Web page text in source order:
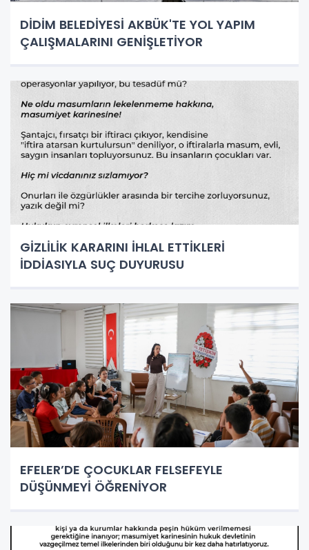
DİDİM BELEDİYESİ AKBÜK'TE YOL YAPIM
ÇALIŞMALARINI GENİŞLETİYOR
GİZLİLİK KARARINI İHLAL ETTİKLERİ
İDDİASIYLA SUÇ DUYURUSU
EFELER’DE ÇOCUKLAR FELSEFEYLE
DÜŞÜNMEYİ ÖĞRENİYOR